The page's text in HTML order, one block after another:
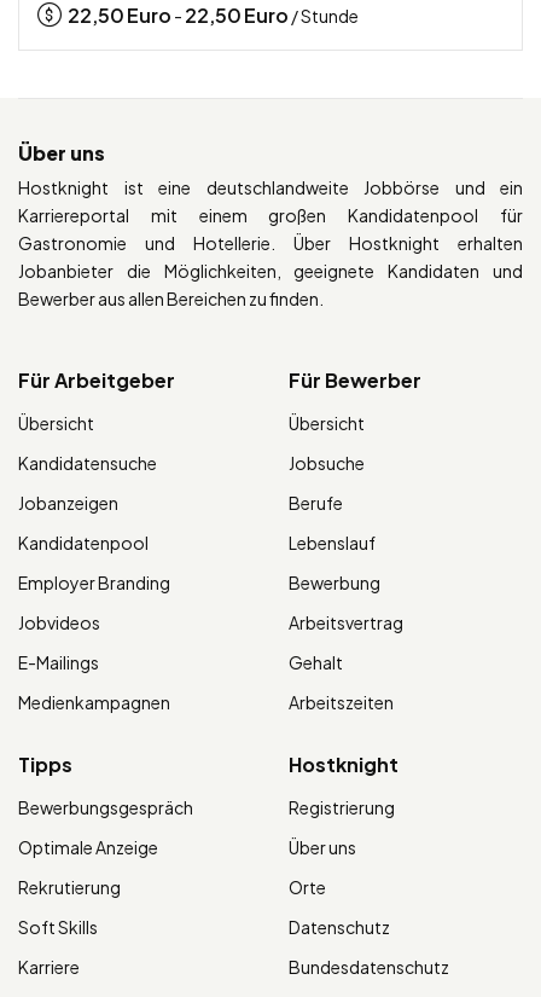
22,50Euro - 22,50Euro / Stunde
Über uns
Hostknight ist eine deutschlandweite Jobbörse und ein
Karriereportal mit einem großen Kandidatenpool für
Gastronomie und Hotellerie. Über Hostknight erhalten
Jobanbieter die Möglichkeiten, geeignete Kandidaten und
Bewerber aus allen Bereichen zu finden.
Für Arbeitgeber
Übersicht
Kandidatensuche
Jobanzeigen
Kandidatenpool
Employer Branding
Jobvideos
E-Mailings
Medienkampagnen
Für Bewerber
Übersicht
Jobsuche
Berufe
Lebenslauf
Bewerbung
Arbeitsvertrag
Gehalt
Arbeitszeiten
Tipps
Bewerbungsgespräch
Optimale Anzeige
Rekrutierung
Soft Skills
Karriere
Hostknight
Registrierung
Über uns
Orte
Datenschutz
Bundesdatenschutz